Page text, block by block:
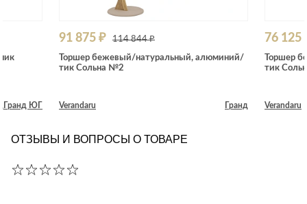
Гранд ЮГ
91 875 ₽ 114 844 ₽
Торшер бежевый/натуральный, алюминий/
тик Сольна №2
Verandaru Гранд
76 125
Торшер
тик
Verandaru
ОТЗЫВЫ И ВОПРОСЫ О ТОВАРЕ